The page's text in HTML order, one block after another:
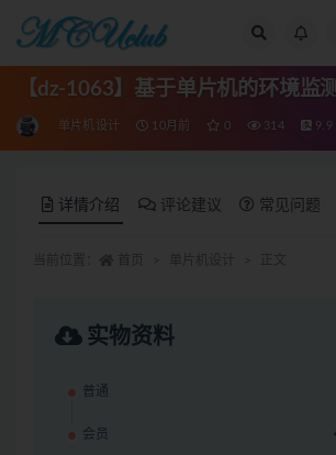
【dz-1063】基于单片机的环境监
单片机设计 10月前 0 314 9.9
详情介绍 评论建议 常见问题
实物资料
普通
会员